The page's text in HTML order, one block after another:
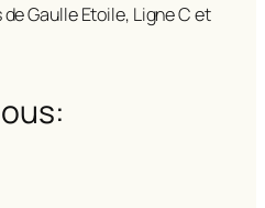
Gaulle Etoile, Ligne C et